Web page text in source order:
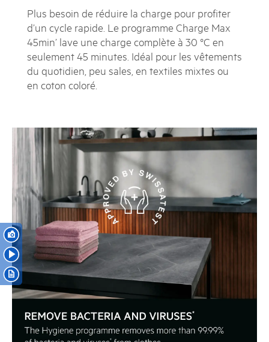
Plus besoin de réduire la charge pour profiter
d’un cycle rapide. Le programme Charge Max
45min’ lave une charge complète à 30 °C en
seulement 45 minutes. Idéal pour les vêtements
du quotidien, peu sales, en textiles mixtes ou
en coton coloré.